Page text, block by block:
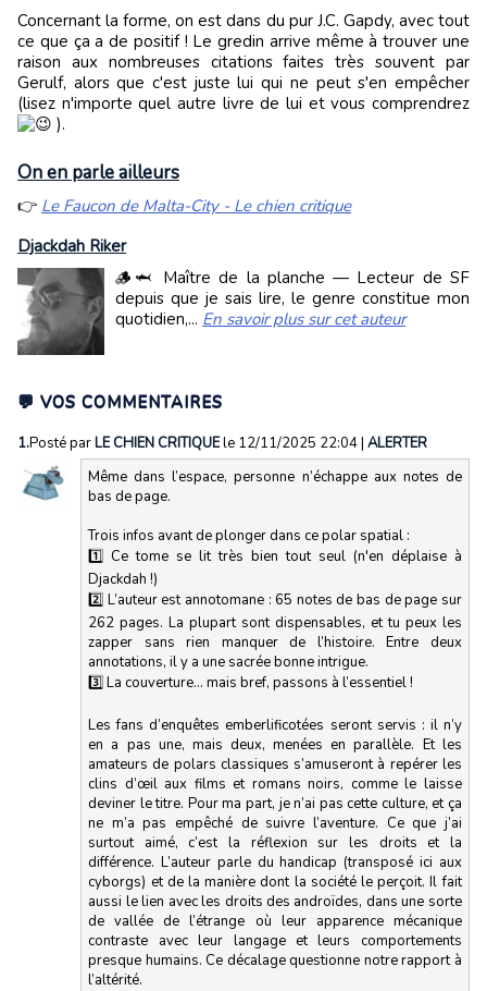
Concernant la forme, on est dans du pur J.C. Gapdy, avec tout
ce que ça a de positif ! Le gredin arrive même à trouver une
raison aux nombreuses citations faites très souvent par
Gerulf, alors que c'est juste lui qui ne peut s'en empêcher
(lisez n'importe quel autre livre de lui et vous comprendrez
).
On en parle ailleurs
Le Faucon de Malta-City - Le chien critique
Djackdah Riker
🪵🦈 Maître de la planche — Lecteur de SF
depuis que je sais lire, le genre constitue mon
quotidien,... En savoir plus sur cet auteur
💬 VOS COMMENTAIRES
1.Posté parLE CHIEN CRITIQUEle 12/11/2025 22:04 | ALERTER
Même dans l’espace, personne n’échappe aux notes de
bas de page.
Trois infos avant de plonger dans ce polar spatial :
1️⃣ Ce tome se lit très bien tout seul (n'en déplaise à
Djackdah !)
2️⃣ L’auteur est annotomane : 65 notes de bas de page sur
262 pages. La plupart sont dispensables, et tu peux les
zapper sans rien manquer de l’histoire. Entre deux
annotations, il y a une sacrée bonne intrigue.
3️⃣ La couverture… mais bref, passons à l’essentiel !
Les fans d’enquêtes emberlificotées seront servis : il n’y
en a pas une, mais deux, menées en parallèle. Et les
amateurs de polars classiques s’amuseront à repérer les
clins d’œil aux films et romans noirs, comme le laisse
deviner le titre. Pour ma part, je n’ai pas cette culture, et ça
ne m’a pas empêché de suivre l’aventure. Ce que j’ai
surtout aimé, c’est la réflexion sur les droits et la
différence. L’auteur parle du handicap (transposé ici aux
cyborgs) et de la manière dont la société le perçoit. Il fait
aussi le lien avec les droits des androïdes, dans une sorte
de vallée de l’étrange où leur apparence mécanique
contraste avec leur langage et leurs comportements
presque humains. Ce décalage questionne notre rapport à
l’altérité.